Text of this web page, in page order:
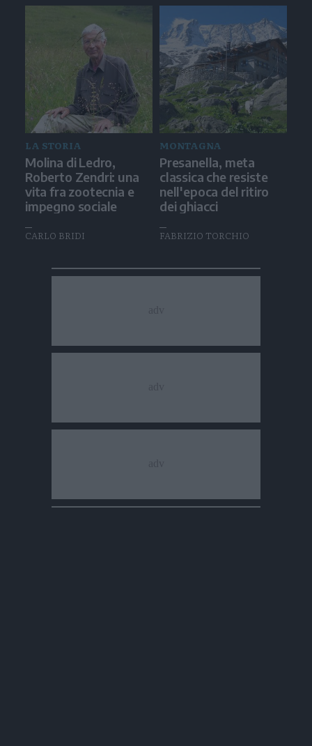
LA STORIA
Molina di Ledro,
Roberto Zendri: una
vita fra zootecnia e
impegno sociale
CARLO BRIDI
MONTAGNA
Presanella, meta
classica che resiste
nell'epoca del ritiro
dei ghiacci
FABRIZIO TORCHIO